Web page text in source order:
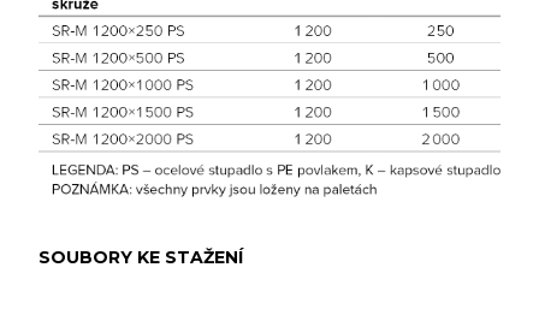
SOUBORY KE STAŽENÍ